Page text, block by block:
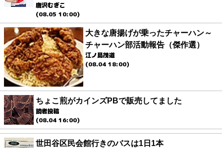
唐沢むぎこ
(08.05 10:00)
大きな唐揚げが乗ったチャーハン～
チャーハン部活動報告（傑作選）
江ノ島茂道
(08.04 18:00)
ちょこ煎がカインズPBで販売してました
読者投稿
(08.04 16:00)
世田谷区民会館行きのバスは1日1本